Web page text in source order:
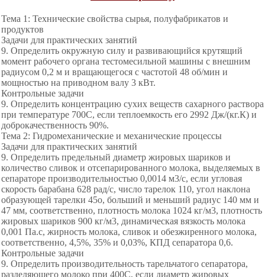
Тема 1: Технические свойства сырья, полуфабрикатов и
продуктов
Задачи для практических занятий
9. Определить окружную силу и развивающийся крутящий
момент рабочего органа тестомесильной машины с внешним
радиусом 0,2 м и вращающегося с частотой 48 об/мин и
мощностью на приводном валу 3 кВт.
Контрольные задачи
9. Определить концентрацию сухих веществ сахарного раствора
при температуре 700С, если теплоемкость его 2992 Дж/(кг.К) и
доброкачественность 90%.
Тема 2: Гидромеханические и механические процессы
Задачи для практических занятий
9. Определить предельный диаметр жировых шариков и
количество сливок и отсепарированного молока, выделяемых в
сепараторе производительностью 0,0014 м3/с, если угловая
скорость барабана 628 рад/с, число тарелок 110, угол наклона
образующей тарелки 45о, больший и меньший радиус 140 мм и
47 мм, соответственно, плотность молока 1024 кг/м3, плотность
жировых шариков 900 кг/м3, динамическая вязкость молока
0,001 Па.с, жирность молока, сливок и обезжиренного молока,
соответственно, 4,5%, 35% и 0,03%, КПД сепаратора 0,6.
Контрольные задачи
9. Определить производительность тарельчатого сепаратора,
разделяющего молоко при 400С, если диаметр жировых